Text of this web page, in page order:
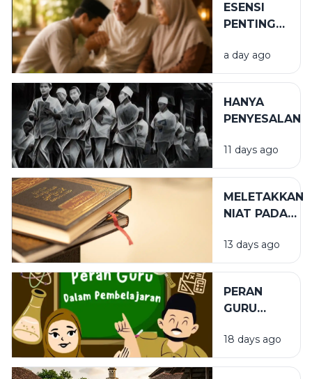
ESENSI
PENTING
BIRRUL
WALIDAIN
a day ago
HANYA
PENYESALAN
11 days ago
MELETAKKAN
NIAT PADA
YANG TEPAT
13 days ago
PERAN
GURU
PENDIDIKAN
18 days ago